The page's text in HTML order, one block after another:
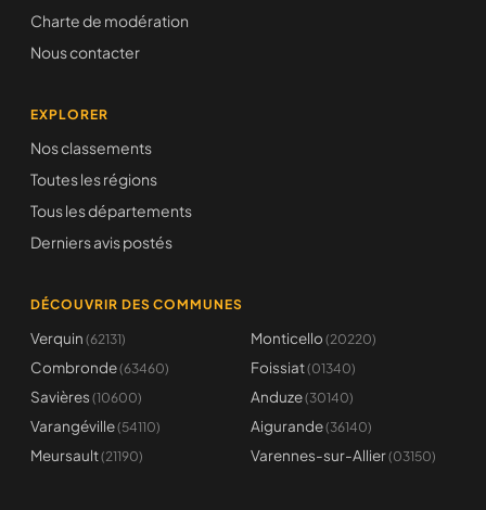
Charte de modération
Nous contacter
EXPLORER
Nos classements
Toutes les régions
Tous les départements
Derniers avis postés
DÉCOUVRIR DES COMMUNES
Verquin (62131) Monticello (20220)
Combronde(63460) Foissiat(01340)
Savières (10600) Anduze(30140)
Varangéville(54110) Aigurande(36140)
Meursault(21190) Varennes-sur-Allier(03150)